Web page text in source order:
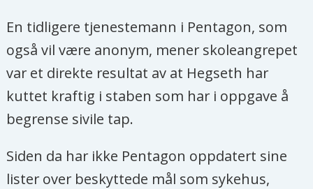
En tidligere tjenestemann i Pentagon, som
også vil være anonym, mener skoleangrepet
var et direkte resultat av at Hegseth har
kuttet kraftig i staben som har i oppgave å
begrense sivile tap.
Siden da har ikke Pentagon oppdatert sine
lister over beskyttede mål som sykehus,